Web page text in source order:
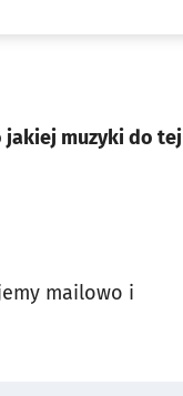
jakiej muzyki do tej
mailowo i